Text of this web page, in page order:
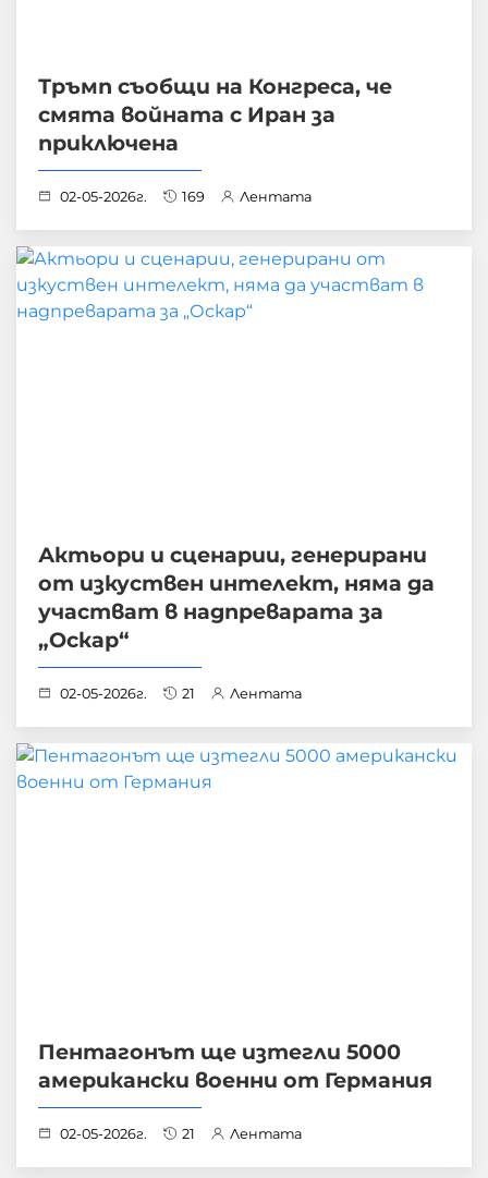
Тръмп съобщи на Конгреса, че
смята войната с Иран за
приключена
02-05-2026г. 169 Лентата
Актьори и сценарии, генерирани
от изкуствен интелект, няма да
участват в надпреварата за
„Оскар“
02-05-2026г. 21 Лентата
Пентагонът ще изтегли 5000
американски военни от Германия
02-05-2026г. 21 Лентата